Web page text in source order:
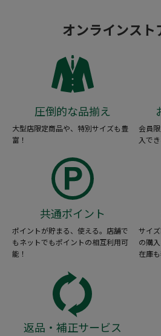
オンラインスト
圧倒的な品揃え
大型店限定商品や、特別サイズも豊
富！
会員
入でき
共通ポイント
ポイントが貯まる、使える。店舗で
もネットでもポイントの相互利用可
能！
サイ
の購
在庫も
返品・補正サービス